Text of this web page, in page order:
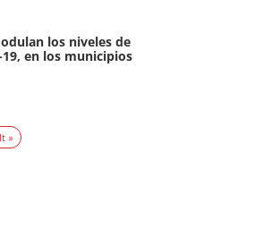
los niveles de
en los municipios
»